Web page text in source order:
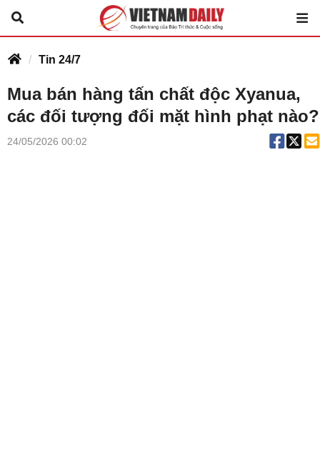
Tin 24/7
Mua bán hàng tấn chất độc Xyanua,
các đối tượng đối mặt hình phạt nào?
24/05/2026 00:02